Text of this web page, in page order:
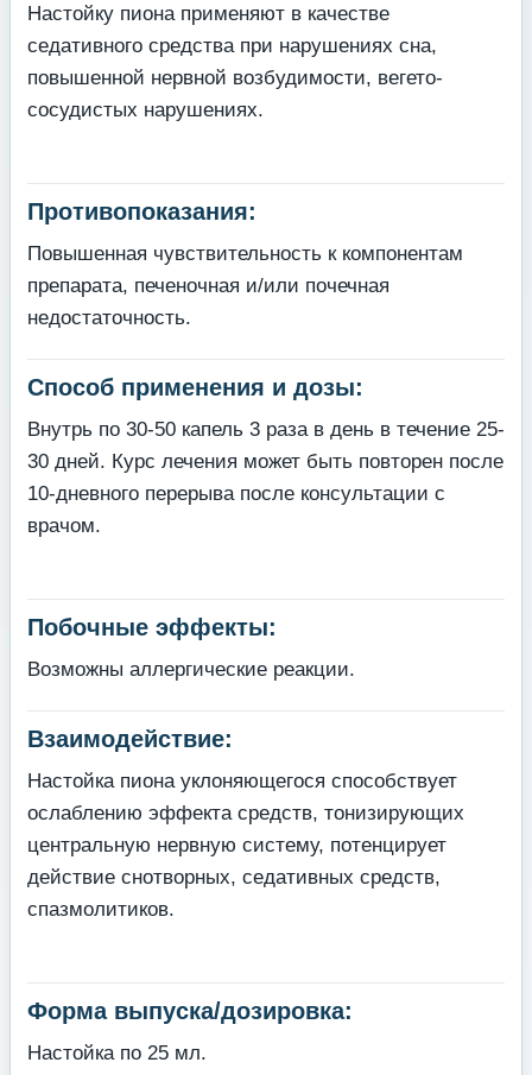
Настойку пиона применяют в качестве
седативного средства при нарушениях сна,
повышенной нервной возбудимости, вегето-
сосудистых нарушениях.
Противопоказания:
Повышенная чувствительность к компонентам
препарата, печеночная и/или почечная
недостаточность.
Способ применения и дозы:
Внутрь по 30-50 капель 3 раза в день в течение 25-
30 дней. Курс лечения может быть повторен после
10-дневного перерыва после консультации с
врачом.
Побочные эффекты:
Возможны аллергические реакции.
Взаимодействие:
Настойка пиона уклоняющегося способствует
ослаблению эффекта средств, тонизирующих
центральную нервную систему, потенцирует
действие снотворных, седативных средств,
спазмолитиков.
Форма выпуска/дозировка:
Настойка по 25 мл.